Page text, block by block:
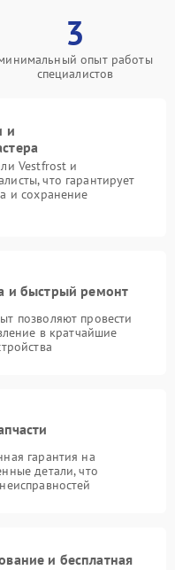
3
опыт работы
специалистов
и
Vestfrost и
что гарантирует
и сохранение
и быстрый ремонт
позволяют провести
в кратчайшие
гарантия на
детали, что
и бесплатная